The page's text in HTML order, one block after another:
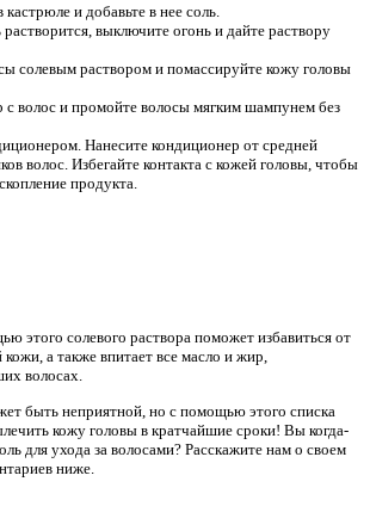
и добавьте в нее соль.
растворится, выключите огонь и дайте раствору
солевым раствором и помассируйте кожу головы
с волос и промойте волосы мягким шампунем без
Нанесите кондиционер от средней
волос. Избегайте контакта с кожей головы, чтобы
продукта.
этого солевого раствора поможет избавиться от
а также впитает все масло и жир,
волосах.
быть неприятной, но с помощью этого списка
кожу головы в кратчайшие сроки! Вы когда-
для ухода за волосами? Расскажите нам о своем
ниже.